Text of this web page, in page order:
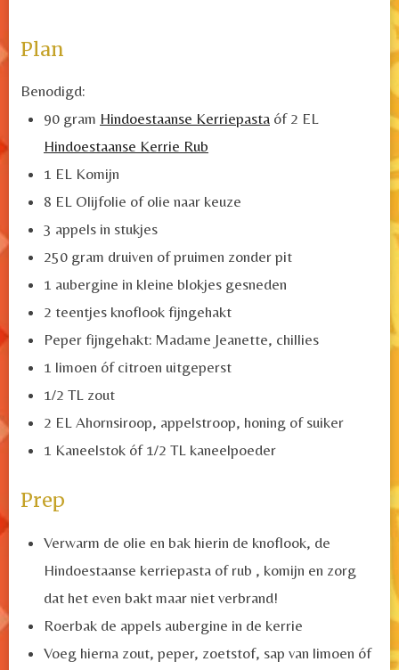
Plan
Benodigd:
90 gram Hindoestaanse Kerriepasta óf 2 EL
Hindoestaanse Kerrie Rub
1 EL Komijn
8 EL Olijfolie of olie naar keuze
3 appels in stukjes
250 gram druiven of pruimen zonder pit
1 aubergine in kleine blokjes gesneden
2 teentjes knoflook fijngehakt
Peper fijngehakt: Madame Jeanette, chillies
1 limoen óf citroen uitgeperst
1/2 TL zout
2 EL Ahornsiroop, appelstroop, honing of suiker
1 Kaneelstok óf 1/2 TL kaneelpoeder
Prep
Verwarm de olie en bak hierin de knoflook, de
Hindoestaanse kerriepasta of rub , komijn en zorg
dat het even bakt maar niet verbrand!
Roerbak de appels aubergine in de kerrie
Voeg hierna zout, peper, zoetstof, sap van limoen óf